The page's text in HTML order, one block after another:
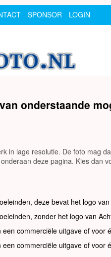
SPONSOR LOGIN
onderstaande
in lage resolutie. De foto mag
deze pagina. Kies dan
deze bevat het logo
zonder het logo van
commerciële uitgave of
commerciële uitgave of